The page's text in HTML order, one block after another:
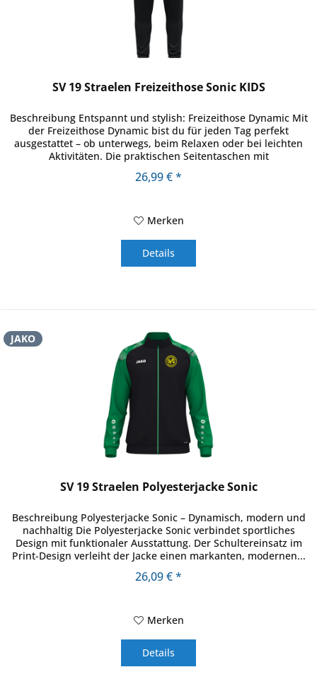
SV 19 Straelen Freizeithose Sonic KIDS
Beschreibung Entspannt und stylish: Freizeithose Dynamic Mit
der Freizeithose Dynamic bist du für jeden Tag perfekt
ausgestattet – ob unterwegs, beim Relaxen oder bei leichten
Aktivitäten. Die praktischen Seitentaschen mit
26,99 € *
Merken
Details
JAKO
SV 19 Straelen Polyesterjacke Sonic
Beschreibung Polyesterjacke Sonic – Dynamisch, modern und
nachhaltig Die Polyesterjacke Sonic verbindet sportliches
Design mit funktionaler Ausstattung. Der Schultereinsatz im
Print-Design verleiht der Jacke einen markanten, modernen...
26,09 € *
Merken
Details